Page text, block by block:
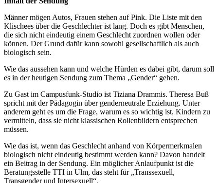
Männer mögen Autos, Frauen stehen auf Pink. Die Liste mit den
Klischees über die Geschlechter ist lang. Doch es gibt Menschen,
die sich nicht eindeutig einem Geschlecht zuordnen wollen oder
können. Der Grund dafür kann sowohl gesellschaftlich als auch
biologisch sein.
Wie das aussehen kann und welche Hürden es dabei gibt, darum soll
es in der heutigen Sendung zum Thema „Gender“ gehen.
Zu Gast im Campusfunk-Studio ist Tiziana Drammis. Theresa Buß
spricht mit der Pädagogin über genderneutrale Erziehung. Unter
anderem geht es um die Frage, warum es so wichtig ist, Kindern zu
vermitteln, dass sie nicht klassischen Rollenbildern entsprechen
müssen.
Wie das ist, wenn das Geschlecht anhand von Körpermerkmalen
biologisch nicht eindeutig bestimmt werden kann? Davon handelt
ein Beitrag in der Sendung. Ein möglicher Anlaufpunkt ist die
Beratungsstelle TTI in Ulm, das steht für „Transsexuell,
Transgender und Intersexuell“.